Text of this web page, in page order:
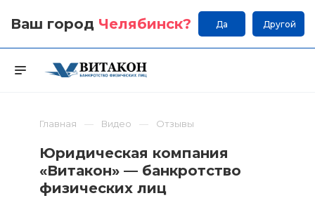
Ваш город Челябинск? Да Другой
Главная Видео Отзывы
Юридическая компания
«Витакон» — банкротство
физических лиц